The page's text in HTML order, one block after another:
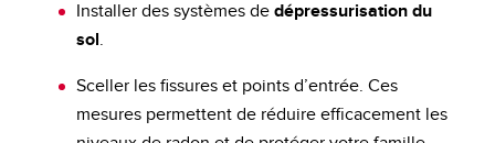
Installer des systèmes de dépressurisation du
sol.
Sceller les fissures et points d’entrée. Ces
mesures permettent de réduire efficacement les